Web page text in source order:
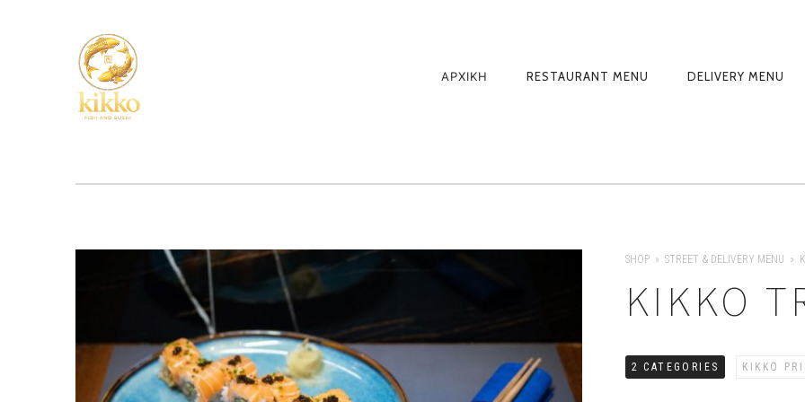
PRIMARY
ΑΡΧΙΚΗ RESTAURANT MENU DELIVERY MENU
SHOP STREET & DELIVERY MENU
KIKKO
2 CATEGORIES KIKKO